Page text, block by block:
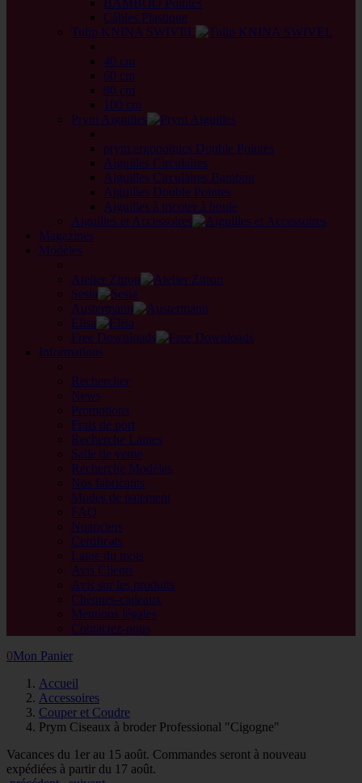
BAMBOO Pointes
Câbles Plastique
Tulip KNINA SWIVEL
40 cm
60 cm
80 cm
100 cm
Prym Aiguilles
prym.ergonomics Double Pointes
Aiguilles Circulaires
Aiguilles Circulaires Bambou
Aiguilles Double Pointes
Aiguilles à tricoter à boule
Aiguilles et Accessoires
Magazines
Modèles
Atelier Zitron
Sesia
Austermann
Elisa
Free Downloads
Informations
Rechercher
News
Promotions
Frais de port
Recherche Laines
Salle de vente
Recherche Modèles
Nos fabricants
Modes de paiement
FAQ
Nuanciers
Certificats
Laine du mois
Avis Clients
Avis sur les produits
Chèques-cadeaux
Mentions légales
Contactez-nous
0Mon Panier
Accueil
Accessoires
Couper et Coudre
Prym Ciseaux à broder Professional "Cigogne"
Vacances du 1er au 15 août. Commandes seront à nouveau
expédiées à partir du 17 août.